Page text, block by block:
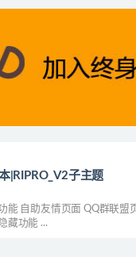
|RIPRO_V2子主题
能 自助友情页面 QQ群联盟
藏功能 ...